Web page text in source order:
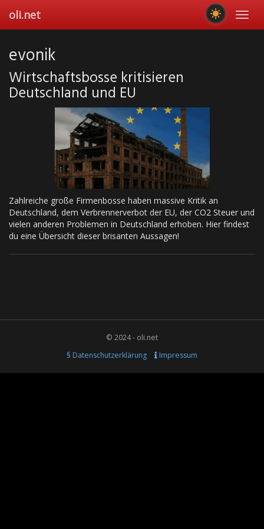
main
oli.net
evonik
Wirtschaftsbosse kritisieren
Deutschland und EU
Zahlreiche große Firmenbosse haben massive Kritik an
Deutschland, dem Verbrennerverbot der EU, der CO2 Steuer und
vielen anderen Problemen in Deutschland erhoben. Hier findest
du eine Übersicht dieser brisanten Aussagen!
© 2024 - oli.net
§ Datenschutzerklärung
Impressum